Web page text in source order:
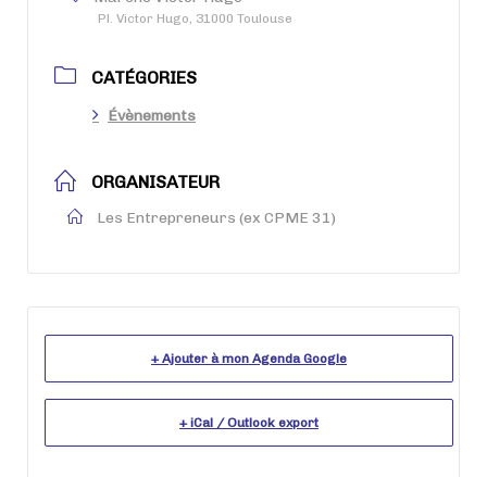
Pl. Victor Hugo, 31000 Toulouse
CATÉGORIES
Évènements
ORGANISATEUR
Les Entrepreneurs (ex CPME 31)
+ Ajouter à mon Agenda Google
+ iCal / Outlook export